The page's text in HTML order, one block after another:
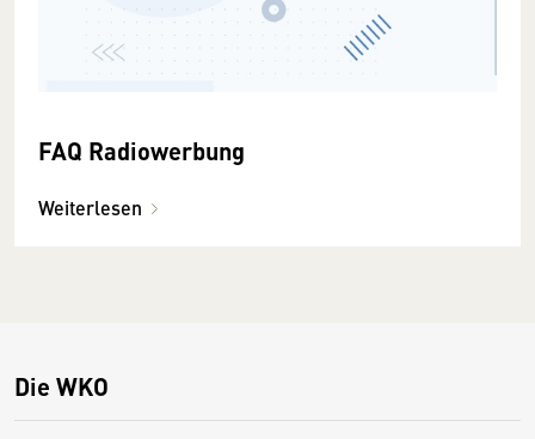
FAQ Radiowerbung
Weiterlesen
Die WKO